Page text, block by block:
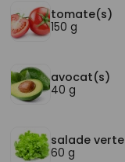
tomate(s)
150 g
avocat(s)
40 g
salade verte
60 g